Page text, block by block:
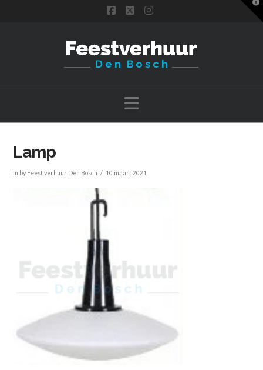
Navigation
Lamp
In by Feest verhuur Den Bosch 10 maart 2021